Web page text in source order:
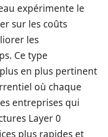
expérimente le
sur les coûts
les
Ce type
en plus pertinent
où chaque
entreprises qui
Layer 0
plus rapides et